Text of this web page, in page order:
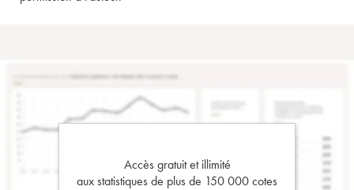
Accès gratuit et illimité
aux statistiques de plus de 150 000 cotes